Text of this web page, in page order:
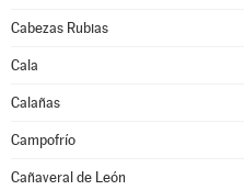
Cabezas Rubias
Cala
Calañas
Campofrío
Cañaveral de León